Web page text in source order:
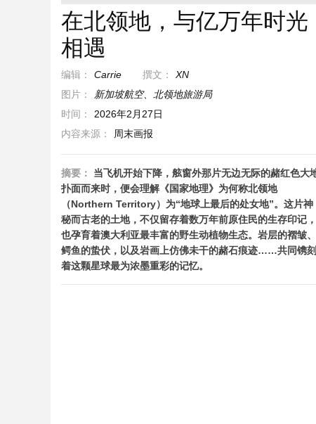
在北领地，与亿万年时光
相遇
编辑： Carrie 撰文：
XN
图片：
新加坡航空、北领地旅游局
时间：
2026年2月27日
内容来源：
周末画报
摘要：
当飞机开始下降，舷窗外那片无边无际的赭红色大
扑面而来时，便会理解《国家地理》为何称北领地
（Northern Territory）为“地球上最后的处女地”。这片神
秘而古老的土地，不仅留存着数万年前原住民的生存印记，
也孕育着澳大利亚最丰富的野生动植物生态。岩层的褶皱、
鳄鱼的蛰伏，以及岩画上仿佛未干的赭石痕迹……共同镌刻
着这颗星球最为浓墨重彩的记忆。